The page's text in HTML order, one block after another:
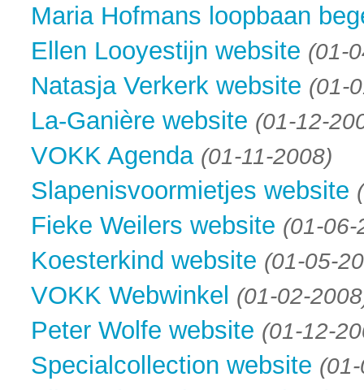
Maria Hofmans loopbaan
Ellen Looyestijn website (01-
Natasja Verkerk website (01-
La-Ganière website (01-12-
VOKK Agenda (01-11-2008)
Slapenisvoormietjes website
Fieke Weilers website (01-06-
Koesterkind website (01-05-
VOKK Webwinkel (01-02-
Peter Wolfe website (01-12-
Specialcollection website